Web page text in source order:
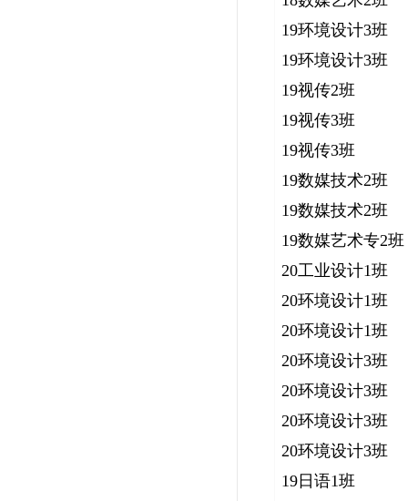
19环境设计3班
19环境设计3班
19视传2班
19视传3班
19视传3班
19数媒技术2班
19数媒技术2班
19数媒艺术专2班
20工业设计1班
20环境设计1班
20环境设计1班
20环境设计3班
20环境设计3班
20环境设计3班
20环境设计3班
19日语1班